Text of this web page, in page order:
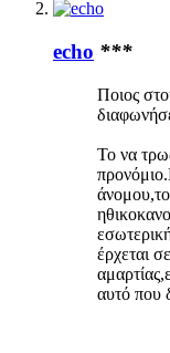
echo ***
Ποιος
Το να
έρχεται
αυτό που